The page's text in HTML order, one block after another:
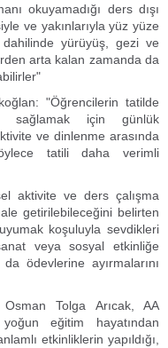
okuyamadığı ders dışı
ve yakınlarıyla yüz yüze
dahilinde yürüyüş, gezi ve
arta kalan zamanda da
"Öğrencilerin tatilde
sağlamak için günlük
ve dinlenme arasında
tatili daha verimli
aktivite ve ders çalışma
getirilebileceğini belirten
koşuluyla sevdikleri
veya sosyal etkinliğe
ödevlerine ayırmalarını
Tolga Arıcak, AA
eğitim hayatından
etkinliklerin yapıldığı,